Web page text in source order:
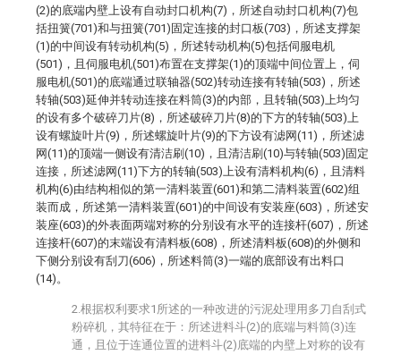
(2)的底端内壁上设有自动封口机构(7)，所述自动封口机构(7)包
括扭簧(701)和与扭簧(701)固定连接的封口板(703)，所述支撑架
(1)的中间设有转动机构(5)，所述转动机构(5)包括伺服电机
(501)，且伺服电机(501)布置在支撑架(1)的顶端中间位置上，伺
服电机(501)的底端通过联轴器(502)转动连接有转轴(503)，所述
转轴(503)延伸并转动连接在料筒(3)的内部，且转轴(503)上均匀
的设有多个破碎刀片(8)，所述破碎刀片(8)的下方的转轴(503)上
设有螺旋叶片(9)，所述螺旋叶片(9)的下方设有滤网(11)，所述滤
网(11)的顶端一侧设有清洁刷(10)，且清洁刷(10)与转轴(503)固定
连接，所述滤网(11)下方的转轴(503)上设有清料机构(6)，且清料
机构(6)由结构相似的第一清料装置(601)和第二清料装置(602)组
装而成，所述第一清料装置(601)的中间设有安装座(603)，所述安
装座(603)的外表面两端对称的分别设有水平的连接杆(607)，所述
连接杆(607)的末端设有清料板(608)，所述清料板(608)的外侧和
下侧分别设有刮刀(606)，所述料筒(3)一端的底部设有出料口
(14)。
2.根据权利要求1所述的一种改进的污泥处理用多刀自刮式
粉碎机，其特征在于：所述进料斗(2)的底端与料筒(3)连
通，且位于连通位置的进料斗(2)底端的内壁上对称的设有